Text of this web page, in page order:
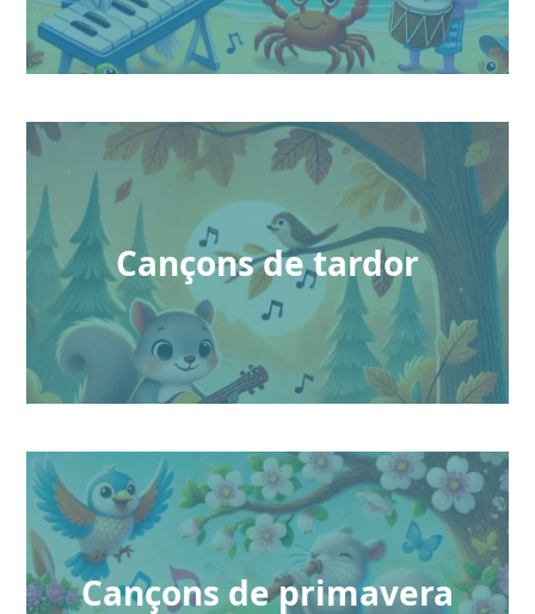
Cançons de tardor
Cançons de primavera